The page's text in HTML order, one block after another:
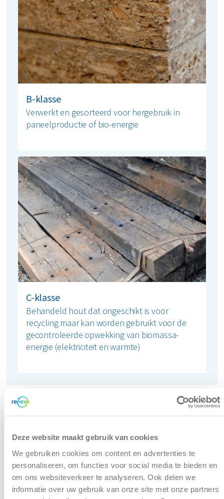
Deze website maakt gebruik van cookies
We gebruiken cookies om content en advertenties te
personaliseren, om functies voor social media te bieden en
om ons websiteverkeer te analyseren. Ook delen we
informatie over uw gebruik van onze site met onze partners
B-klasse
Verwerkt en gesorteerd voor hergebruik in
paneelproductie of bio-energie
C-klasse
Behandeld hout dat ongeschikt is voor
recycling maar kan worden gebruikt voor de
gecontroleerde opwekking van biomassa-
energie (elektriciteit en warmte)